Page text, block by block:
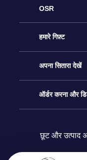
OSR
ग्राहक सेवा
हमसे संपर्क करें
ब्लॉग
हमारे गिफ़्ट
ऑनलाइन स्टार गिफ़्ट
OSR गिफ़्ट पैक
अपना सितारा देखें
स्टार रजिस्टर
स्टार पेज को
ऑर्डर करना और
भुगतान जानकारी
छूट और उत्पाद